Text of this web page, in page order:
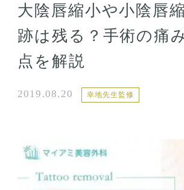
大陰唇縮小や小陰唇
跡は残る？手術の痛
点を解説
2019.08.20 幸地先生監修